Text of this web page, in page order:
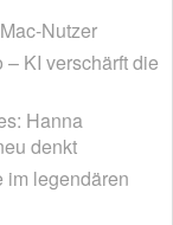
Nutzer
KI verschärft die
Hanna
denkt
im legendären